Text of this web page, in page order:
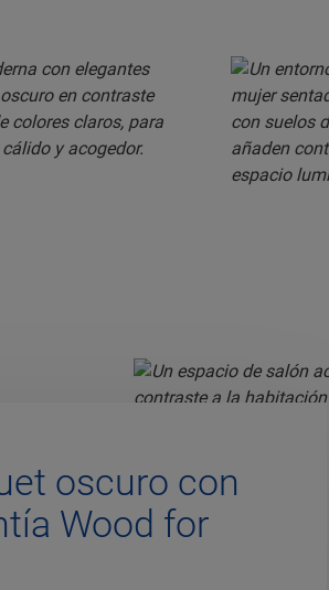
oscuro con
Wood for